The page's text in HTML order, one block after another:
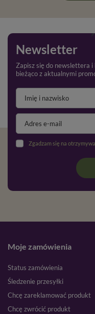
Newsletter
Zapisz się do newslettera i
bieżąco z aktualnymi
Zgadzam się na otrzymywanie wiadomości
Moje zamówienia
Status zamówienia
Śledzenie przesyłki
Chcę zareklamować produkt
Chcę zwrócić produkt